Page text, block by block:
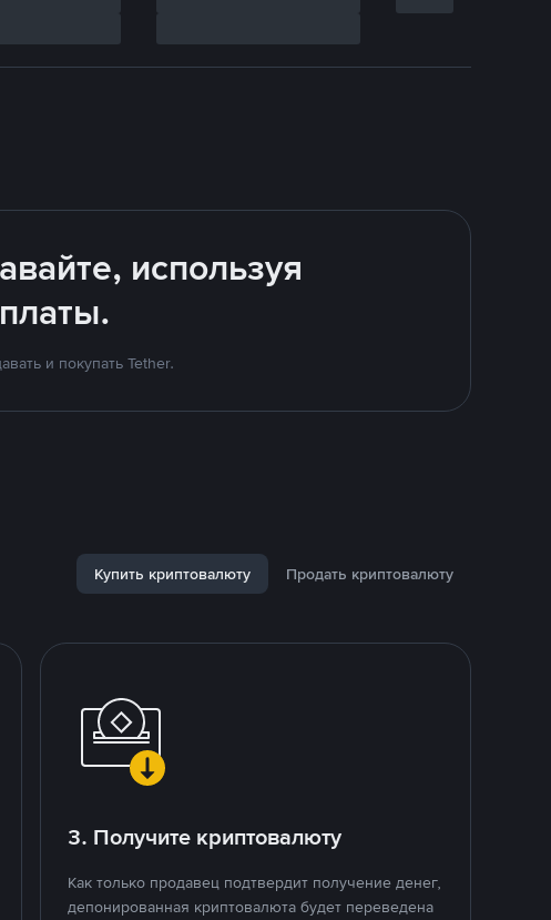
используя
и покупать Tether.
Купить криптовалюту Продать криптовалюту
3. Получите криптовалюту
Как только продавец подтвердит получение денег,
депонированная криптовалюта будет переведена